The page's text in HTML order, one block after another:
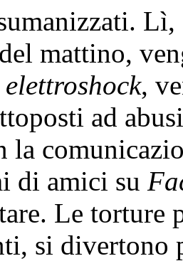
mattino,
elettroshock,
ad
la
di amici su
Le
si divertono